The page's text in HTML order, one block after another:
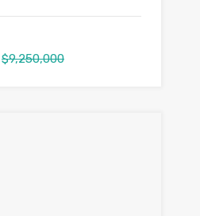
$9,250,000